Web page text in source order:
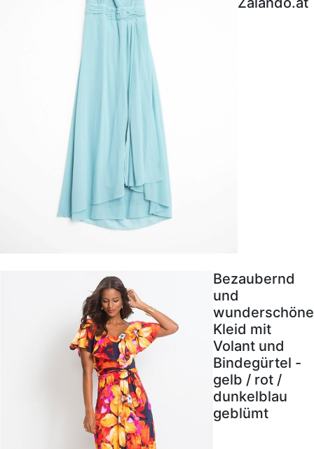
Bezaubernd
und
wunderschöne
Kleid mit
Volant und
Bindegürtel -
gelb / rot /
dunkelblau
geblümt